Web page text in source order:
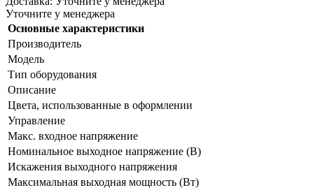
Уточните у менеджера
Основные характеристики
Производитель
Модель
Тип оборудования
Описание
Цвета, использованные в оформлении
Управление
Макс. входное напряжение
Номинальное выходное напряжение (В)
Искажения выходного напряжения
Максимальная выходная мощность (Вт)